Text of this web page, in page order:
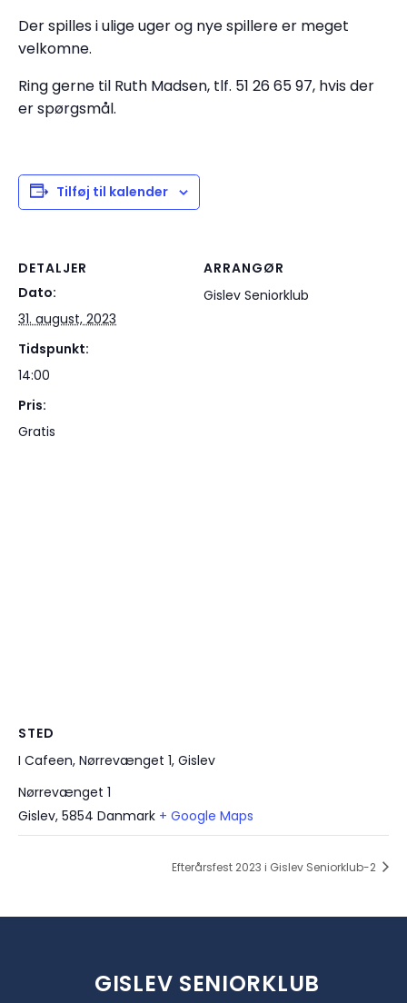
Der spilles i ulige uger og nye spillere er meget
velkomne.
Ring gerne til Ruth Madsen, tlf. 51 26 65 97, hvis der
er spørgsmål.
Tilføj til kalender
DETALJER
Dato:
31. august, 2023
Tidspunkt:
14:00
Pris:
Gratis
ARRANGØR
Gislev Seniorklub
STED
I Cafeen, Nørrevænget 1, Gislev
Nørrevænget 1
Gislev, 5854 Danmark + Google Maps
Efterårsfest 2023 i Gislev Seniorklub-2
GISLEV SENIORKLUB